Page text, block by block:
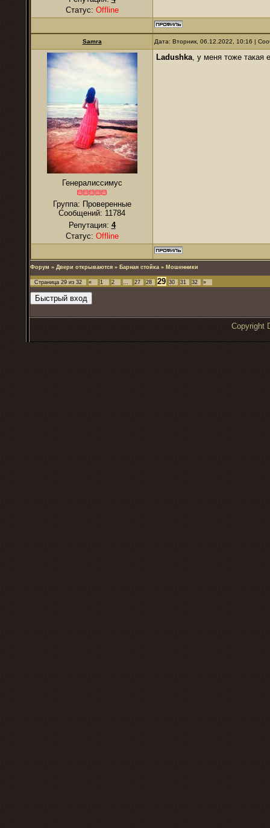
Статус: Offline
Samra Дата: Вторник, 06.12.2022, 10:16 |
Генералиссимус
Группа: Проверенные
Сообщений: 11784
Репутация: 4
Статус: Offline
Ladushkа, у меня тоже такая
Форум » Двери открываются » Барная стойка » Мошенники
Страница 29 из 32 « 1 2 … 27 28 29 30 31 32 »
Copyright